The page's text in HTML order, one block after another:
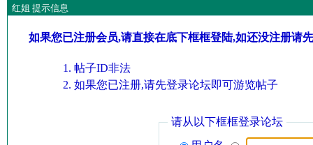
红姐 提示信息
如果您已注册会员,请直接在底下框框登陆,如还没注册请
帖子ID非法
如果您已注册,请先登录论坛即可游览帖子
请从以下框框登录论坛